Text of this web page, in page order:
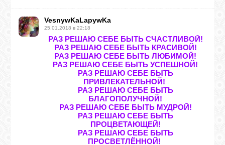
VesnywKaLapywKa
25.01.2018 в 22:18
РАЗ РЕШАЮ СЕБЕ БЫТЬ СЧАСТЛИВОЙ!
РАЗ РЕШАЮ СЕБЕ БЫТЬ КРАСИВОЙ!
РАЗ РЕШАЮ СЕБЕ БЫТЬ ЛЮБИМОЙ!
РАЗ РЕШАЮ СЕБЕ БЫТЬ УСПЕШНОЙ!
РАЗ РЕШАЮ СЕБЕ БЫТЬ
ПРИВЛЕКАТЕЛЬНОЙ!
РАЗ РЕШАЮ СЕБЕ БЫТЬ
БЛАГОПОЛУЧНОЙ!
РАЗ РЕШАЮ СЕБЕ БЫТЬ МУДРОЙ!
РАЗ РЕШАЮ СЕБЕ БЫТЬ
ПРОЦВЕТАЮЩЕЙ!
РАЗ РЕШАЮ СЕБЕ БЫТЬ
ПРОСВЕТЛЁННОЙ!